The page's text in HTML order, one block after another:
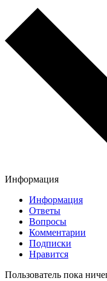
Информация
Информация
Ответы
Вопросы
Комментарии
Подписки
Нравится
Пользователь пока